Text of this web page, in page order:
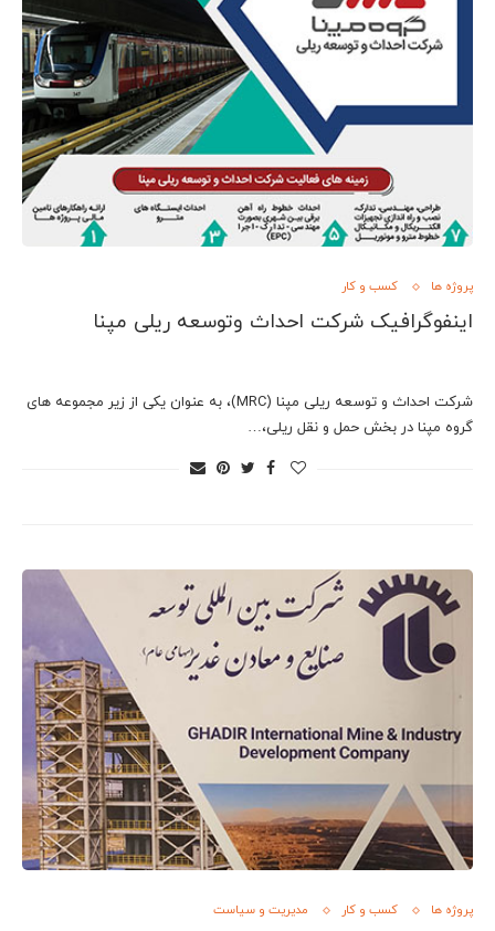
پروژه ها کسب و کار
اینفوگرافیک شرکت احداث وتوسعه ریلی مپنا
شرکت احداث و توسعه ریلی مپنا (MRC)، به عنوان یکی از زیر مجموعه های
گروه مپنا در بخش حمل و نقل ریلی،…
پروژه ها کسب و کار مدیریت و سیاست